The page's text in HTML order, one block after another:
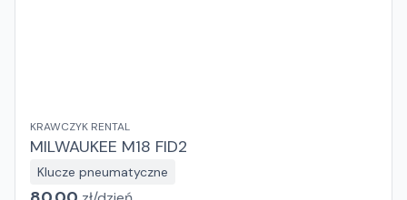
KRAWCZYK RENTAL
MILWAUKEE M18 FID2
Klucze pneumatyczne